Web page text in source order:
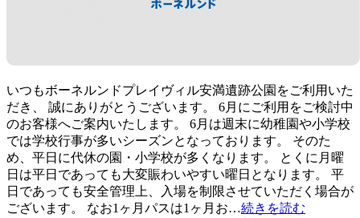
いつもボーネルンドプレイヴィル安満遺跡公園をご利用いた
だき、 誠にありがとうございます。 6月にご利用をご検討中
のお客様へご案内いたします。 6月は週末に幼稚園や小学校
では学校行事が多いシーズンとなっております。 そのた
め、平日に代休の園・小学校が多くなります。 とくに月曜
日は平日であっても大変賑わいやすい曜日となります。 平
日であっても安全管理上、入場を制限させていただく場合が
ございます。 なお1ヶ月パスは1ヶ月お…続きを読む